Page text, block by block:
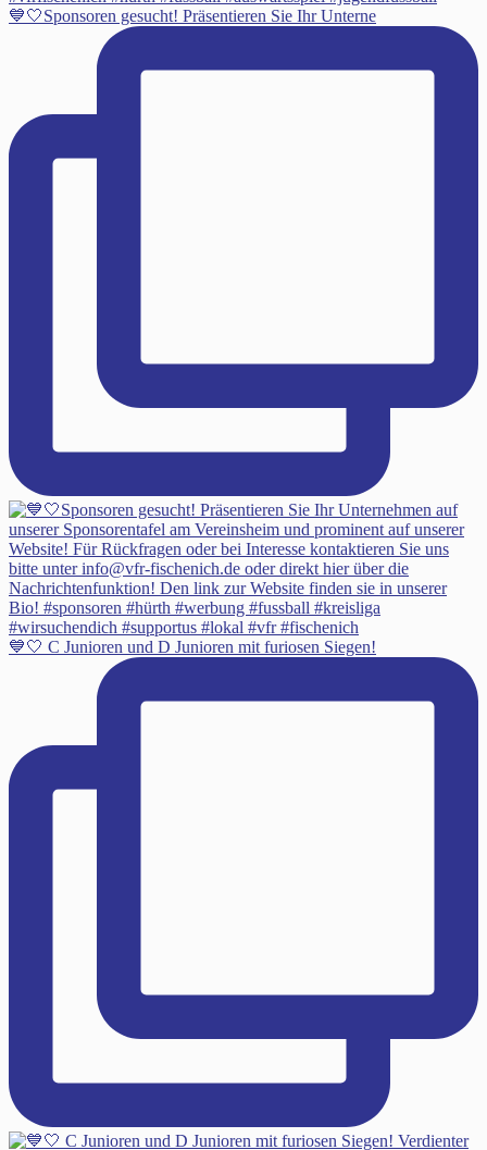
💙🤍Sponsoren gesucht! Präsentieren Sie Ihr Unterne
💙🤍 C Junioren und D Junioren mit furiosen Siegen!